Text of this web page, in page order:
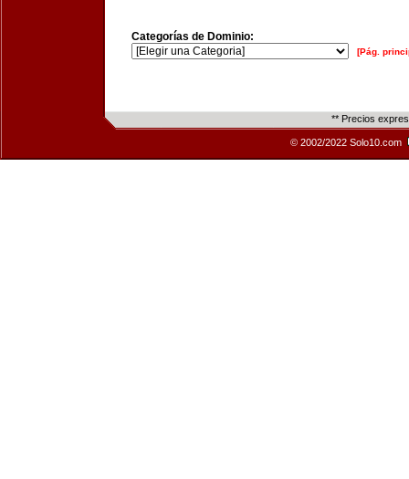
Categorías de Dominio:
[Pág.
** Precios
© 2002/2022 Solo10.com